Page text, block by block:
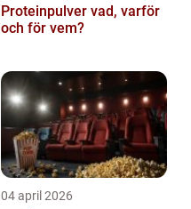
Proteinpulver vad, varför
och för vem?
04 april 2026